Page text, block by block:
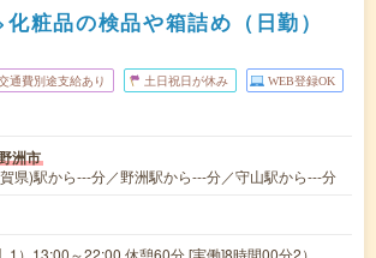
粧品の検品や箱詰め（日勤）
通費別途支給あり 土日祝日が休み WEB登録OK
洲市
県)駅から---分／野洲駅から---分／守山駅から---分
1）13:00～22:00 休憩60分 [実働]8時間00分2）